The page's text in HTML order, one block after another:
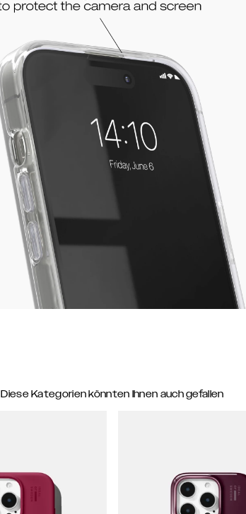
Diese Kategorien könnten Ihnen auch gefallen